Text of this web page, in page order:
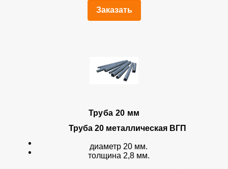
Заказать
Труба 20 мм
Труба 20 металлическая ВГП
диаметр 20 мм.
толщина 2,8 мм.